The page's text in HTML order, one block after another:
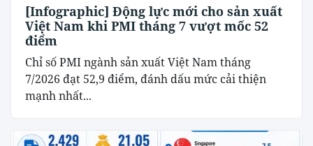
[Infographic] Động lực mới cho sản xuất
Việt Nam khi PMI tháng 7 vượt mốc 52
điểm
Chỉ số PMI ngành sản xuất Việt Nam tháng
7/2026 đạt 52,9 điểm, đánh dấu mức cải thiện
mạnh nhất...